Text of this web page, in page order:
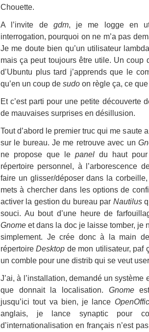
Chouette.
A l’invite de gdm, je me logge en
interrogation, pourquoi on ne m’a pas
Je me doute bien qu’un utilisateur
mais ça peut toujours être utile. Un coup
d’Ubuntu plus tard j’apprends que le
qu’en un coup de sudo on règle ça, ce
Et c’est parti pour une petite découverte
de mauvaises surprises en désillusion.
Tout d’abord le premier truc qui me saute
sur le bureau. Je me retrouve avec un
ne propose que le panel du haut
répertoire personnel, à l’arborescence
faire un glisser/déposer dans la
mets à chercher dans les options de
activer la gestion du bureau par Nautilus
souci. Au bout d’une heure de
Gnome et dans la doc je laisse tomber, je
simplement. Je crée donc à la main
répertoireDesktop de mon utilisateur, paf
un comble pour une distrib qui se veut
J’ai, à l’installation, demandé un
que donnait la localisation. Gnome
jusqu’ici tout va bien, je lance
anglais, je lance synaptic pour
d’internationalisation en français n’est